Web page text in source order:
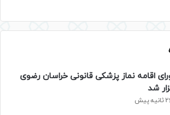
اقامه نماز پزشکی قانونی خراسان رضوی
شد
پیش